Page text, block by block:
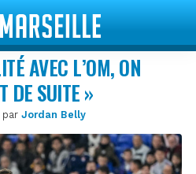
AVEC L’OM, ON
DE SUITE »
par Jordan Belly